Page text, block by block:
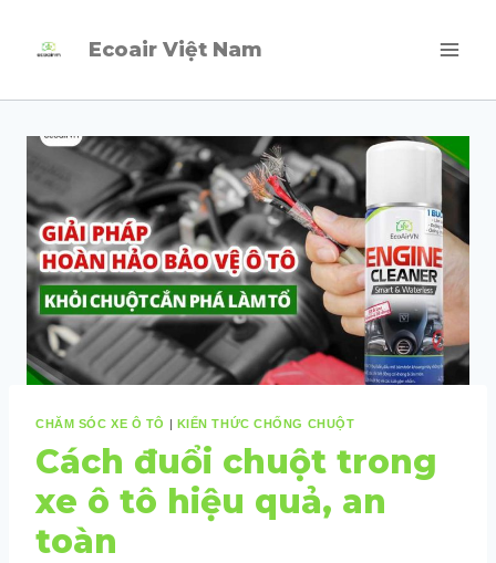
Ecoair Việt Nam
CHĂM SÓC XE Ô TÔ | KIẾN THỨC CHỐNG CHUỘT
Cách đuổi chuột trong
xe ô tô hiệu quả, an
toàn